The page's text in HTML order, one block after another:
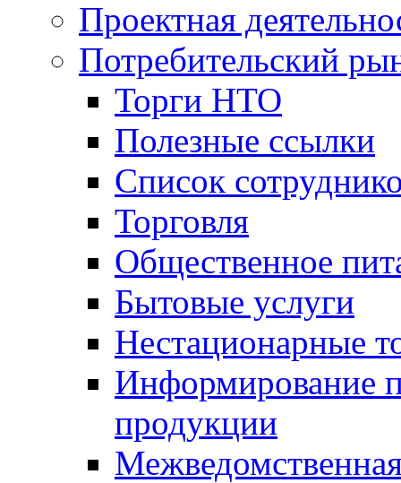
Проектная
Потребительский
Торги НТО
Полезные ссылки
Список
Торговля
Общественное
Бытовые услуги
Нестационарные
Информирование
продукции